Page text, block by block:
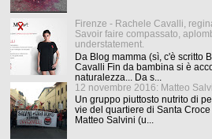
Firenze - Rachele Cavalli,
Savoir faire compassato,
understatement.
Da Blog mamma (sì, c'è scritto
Cavalli Fin da bambina si è
naturalezza... Da s...
12 novembre 2016: Matteo
Un gruppo piuttosto nutrito di
vie del quartiere di Santa
Matteo Salvini (u...